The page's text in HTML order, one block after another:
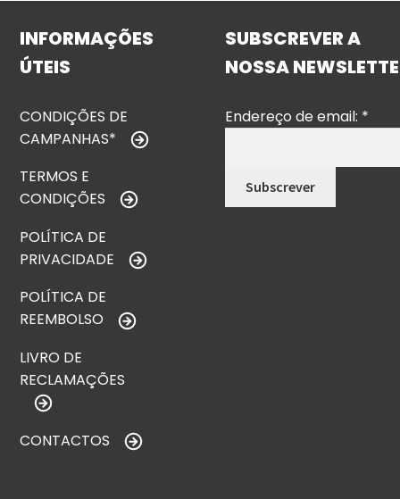
INFORMAÇÕES
ÚTEIS
CONDIÇÕES DE
CAMPANHAS*
TERMOS E
CONDIÇÕES
POLÍTICA DE
PRIVACIDADE
POLÍTICA DE
REEMBOLSO
LIVRO DE
RECLAMAÇÕES
CONTACTOS
SUBSCREVER A
NOSSA
Endereço de email: *